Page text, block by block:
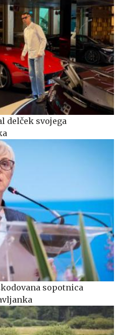
delček svojega
sopotnica